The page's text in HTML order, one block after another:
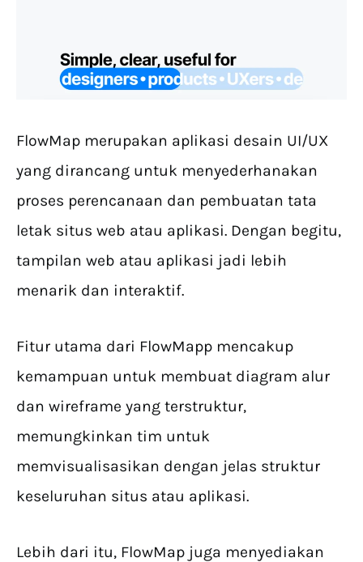
FlowMap merupakan aplikasi desain UI/UX
yang dirancang untuk menyederhanakan
proses perencanaan dan pembuatan tata
letak situs web atau aplikasi. Dengan begitu,
tampilan web atau aplikasi jadi lebih
menarik dan interaktif.
Fitur utama dari FlowMapp mencakup
kemampuan untuk membuat diagram alur
dan wireframe yang terstruktur,
memungkinkan tim untuk
memvisualisasikan dengan jelas struktur
keseluruhan situs atau aplikasi.
Lebih dari itu, FlowMap juga menyediakan